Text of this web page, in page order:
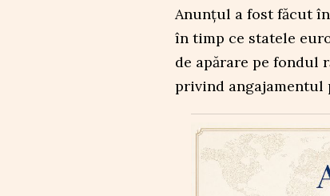
Anunțul a fost făcut
în timp ce statele
de apărare pe
privind angajamentul